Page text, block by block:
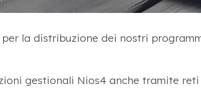
per la distribuzione dei nostri
gestionali Nios4 anche tramite